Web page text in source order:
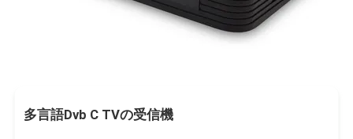
多言語Dvb C TVの受信機